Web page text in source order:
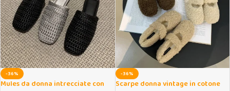
-36%
Mules da donna intrecciate con
-36%
Scarpe donna vintage in cotone